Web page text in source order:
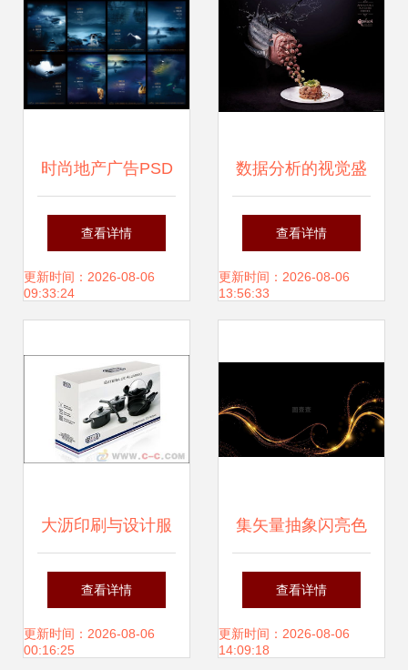
时尚地产广告PSD
素材在品牌传播与
视觉叙事中的策略
查看详情
更新时间：2026-08-06
09:33:24
数据分析的视觉盛
宴 从国外创意平面
广告设计看数据洞
查看详情
更新时间：2026-08-06
13:56:33
大沥印刷与设计服
务的专业之选 让品
牌价值从细节绽放
查看详情
更新时间：2026-08-06
00:16:25
集矢量抽象闪亮色
彩的金色漩涡设计
元素,在黑暗背景下
查看详情
更新时间：2026-08-06
14:09:18